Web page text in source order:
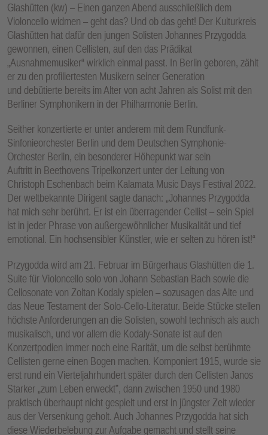
Glashütten (kw) – Einen ganzen Abend ausschließlich dem
Violoncello widmen – geht das? Und ob das geht! Der Kulturkreis
Glashütten hat dafür den jungen Solisten Johannes Przygodda
gewonnen, einen Cellisten, auf den das Prädikat
„Ausnahmemusiker“ wirklich einmal passt. In Berlin geboren, zählt
er zu den profiliertesten Musikern seiner Generation
und debütierte bereits im Alter von acht Jahren als Solist mit den
Berliner Symphonikern in der Philharmonie Berlin.
Seither konzertierte er unter anderem mit dem Rundfunk-
Sinfonieorchester Berlin und dem Deutschen Symphonie-
Orchester Berlin, ein besonderer Höhepunkt war sein
Auftritt in Beethovens Tripelkonzert unter der Leitung von
Christoph Eschenbach beim Kalamata Music Days Festival 2022.
Der weltbekannte Dirigent sagte danach: „Johannes Przygodda
hat mich sehr berührt. Er ist ein überragender Cellist – sein Spiel
ist in jeder Phrase von außergewöhnlicher Musikalität und tief
emotional. Ein hochsensibler Künstler, wie er selten zu hören ist!“
Przygodda wird am 21. Februar im Bürgerhaus Glashütten die 1.
Suite für Violoncello solo von Johann Sebastian Bach sowie die
Cellosonate von Zoltan Kodaly spielen – sozusagen das Alte und
das Neue Testament der Solo-Cello-Literatur. Beide Stücke stellen
höchste Anforderungen an die Solisten, sowohl technisch als auch
musikalisch, und vor allem die Kodaly-Sonate ist auf den
Konzertpodien immer noch eine Rarität, um die selbst berühmte
Cellisten gerne einen Bogen machen. Komponiert 1915, wurde sie
erst rund ein Vierteljahrhundert später durch den Cellisten Janos
Starker „zum Leben erweckt”, dann zwischen 1950 und 1980
praktisch überhaupt nicht gespielt und erst in jüngster Zeit wieder
aus der Versenkung geholt. Auch Johannes Przygodda hat sich
diese Wiederbelebung zur Aufgabe gemacht und stellt seine